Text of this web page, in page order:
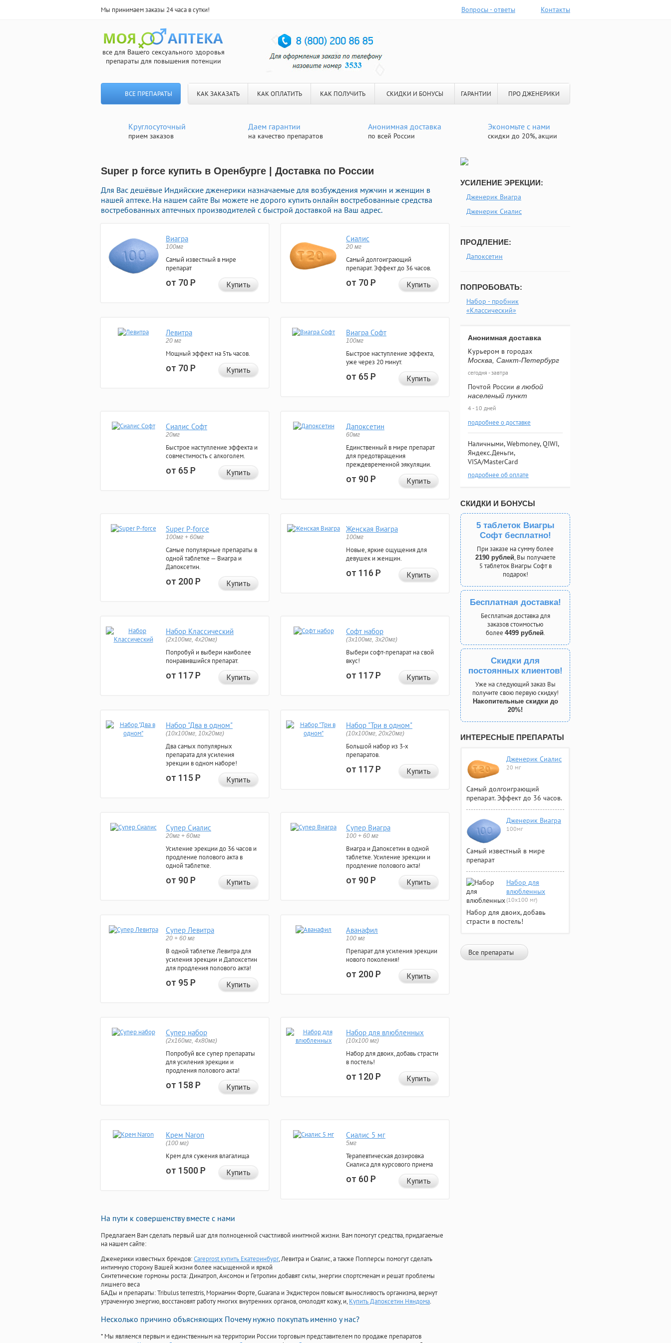
Мы принимаем заказы 24 часа в сутки! Вопросы - ответы Контакты
все для Вашего сексуального здоровья
препараты для повышения потенции
ВСЕ ПРЕПАРАТЫ КАК ЗАКАЗАТЬ КАК ОПЛАТИТЬ КАК ПОЛУЧИТЬ СКИДКИ И БОНУСЫ ГАРАНТИИ ПРО ДЖЕНЕРИКИ
Круглосуточный
прием заказов
Даем гарантии
на качество препаратов
Анонимная доставка
по всей России
Экономьте с нами
скидки до 20%, акции
Super p force купить в Оренбурге | Доставка по России
Для Вас дешёвые Индийские дженерики назначаемые для возбуждения мужчин и женщин в
нашей аптеке. На нашем сайте Вы можете не дорого купить онлайн востребованные средства
востребованных аптечных производителей с быстрой доставкой на Ваш адрес.
Виагра
100мг
Самый известный в мире
препарат
от 70Р Купить
Сиалис
20 мг
Самый долгоиграющий
препарат. Эффект до 36 часов.
от 70Р Купить
Левитра
20 мг
Мощный эффект на 5ть часов.
от 70Р Купить
Виагра Софт
100мг
Быстрое наступление эффекта,
уже через 20 минут.
от 65Р Купить
Сиалис Софт
20мг
Быстрое наступление эффекта и
совместимость с алкоголем.
от 65Р Купить
Дапоксетин
60мг
Единственный в мире препарат
для предотвращения
преждевременной эякуляции.
от 90Р Купить
Super P-force
100мг + 60мг
Самые популярные препараты в
одной таблетке — Виагра и
Дапоксетин.
от 200Р Купить
Женская Виагра
100мг
Новые, яркие ощущения для
девушек и женщин.
от 116Р Купить
Набор Классический
(2x100мг, 4x20мг)
Попробуй и выбери наиболее
понравившийся препарат.
от 117Р Купить
Софт набор
(3x100мг, 3x20мг)
Выбери софт-препарат на свой
вкус!
от 117Р Купить
Набор "Два в одном"
(10x100мг, 10x20мг)
Два самых популярных
препарата для усиления
эрекции в одном наборе!
от 115Р Купить
Набор "Три в одном"
(10x100мг, 20x20мг)
Большой набор из 3-х
препаратов.
от 117Р Купить
Супер Сиалис
20мг + 60мг
Усиление эрекции до 36 часов и
продление полового акта в
одной таблетке.
от 90Р Купить
Супер Виагра
100 + 60 мг
Виагра и Дапоксетин в одной
таблетке. Усиление эрекции и
продление полового акта!
от 90Р Купить
Супер Левитра
20 + 60 мг
В одной таблетке Левитра для
усиления эрекции и Дапоксетин
для продления полового акта!
от 95Р Купить
Аванафил
100 мг
Препарат для усиления эрекции
нового поколения!
от 200Р Купить
Супер набор
(2х160мг, 4х80мг)
Попробуй все супер препараты
для усиления эрекции и
продления полового акта!
от 158Р Купить
Набор для влюбленных
(10х100 мг)
Набор для двоих, добавь страсти
в постель!
от 120Р Купить
Крем Naron
(100 мг)
Крем для сужения влагалища
от 1500Р Купить
Сиалис 5 мг
5мг
Терапевтическая дозировка
Сиалиса для курсового приема
от 60Р Купить
На пути к совершенству вместе с нами
Предлагаем Вам сделать первый шаг для полноценной счастливой инитмной жизни. Вам помогут средства, придагаемые
на нашем сайте:
Дженерики известных брендов:Careprost купить Екатеринбург, Левитра и Сиалис, а также Попперсы помогут сделать
интимную сторону Вашей жизни более насыщенной и яркой
Синтетические гормоны роста: Динатроп, Ансомон и Гетропин добавят силы, энергии спортсменам и решат проблемы
лишнего веса
БАДы и препараты:Tribulus terrestris, Мориамин Форте, Guarana и Экдистерон повысят выносливость организма, вернут
утраченную энергию, восстановят работу многих внутренних органов, омолодят кожу, и, Купить Дапоксетин Няндома.
Несколько причино объясняющих Почему нужно покупать именно у нас?
* Мы являемся первым и единственным на территории России торговым представителем по продаже препаратов
УСИЛЕНИЕ ЭРЕКЦИИ:
Дженерик Виагра
Дженерик Сиалис
ПРОДЛЕНИЕ:
Дапоксетин
ПОПРОБОВАТЬ:
Набор - пробник
«Классический»
Анонимная доставка
Курьером в городах
Москва, Санкт-Петербург
сегодня - завтра
Почтой России в любой
населеный пункт
4 - 10 дней
подробнее о доставке
Наличными, Webmoney, QIWI,
Яндекс.Деньги,
VISA/MasterCard
подробнее об оплате
СКИДКИ И БОНУСЫ
5 таблеток Виагры
Софт бесплатно!
При заказе на сумму более
2190 рублей, Вы получаете
5 таблеток Виагры Софт в
подарок!
Бесплатная доставка!
Бесплатная доставка для
заказов стоимостью
более 4499 рублей.
Скидки для
постоянных клиентов!
Уже на следующий заказ Вы
получите свою первую скидку!
Накопительные скидки до
20%!
ИНТЕРЕСНЫЕ ПРЕПАРАТЫ
Дженерик Сиалис
20 мг
Самый долгоиграющий
препарат. Эффект до 36 часов.
Дженерик Виагра
100мг
Самый известный в мире
препарат
Набор для
влюбленных
(10х100 мг)
Набор для двоих, добавь
страсти в постель!
Все препараты